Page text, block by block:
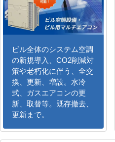
ビル全体のシステム空調
の新規導入、CO2削減対
策や老朽化に伴う、全交
換、更新、増設。水冷
式、ガスエアコンの更
新、取替等。既存撤去、
更新まで。